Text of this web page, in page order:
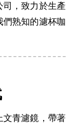
司，致力於生產
熟知的濾杯咖
文青濾鏡，帶著